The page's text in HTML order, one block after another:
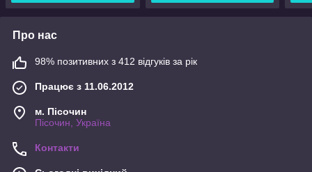
Про нас
98% позитивних з 412 відгуків за рік
Працює з 11.06.2012
м. Пісочин
Пісочин, Україна
Контакти